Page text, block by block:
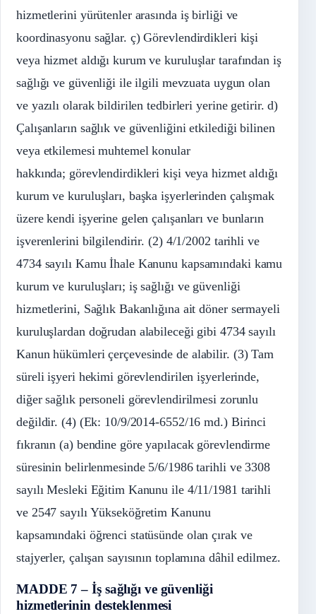
hizmetlerini yürütenler arasında iş birliği ve
koordinasyonu sağlar. ç) Görevlendirdikleri kişi
veya hizmet aldığı kurum ve kuruluşlar tarafından iş
sağlığı ve güvenliği ile ilgili mevzuata uygun olan
ve yazılı olarak bildirilen tedbirleri yerine getirir. d)
Çalışanların sağlık ve güvenliğini etkilediği bilinen
veya etkilemesi muhtemel konular
hakkında; görevlendirdikleri kişi veya hizmet aldığı
kurum ve kuruluşları, başka işyerlerinden çalışmak
üzere kendi işyerine gelen çalışanları ve bunların
işverenlerini bilgilendirir. (2) 4/1/2002 tarihli ve
4734 sayılı Kamu İhale Kanunu kapsamındaki kamu
kurum ve kuruluşları; iş sağlığı ve güvenliği
hizmetlerini, Sağlık Bakanlığına ait döner sermayeli
kuruluşlardan doğrudan alabileceği gibi 4734 sayılı
Kanun hükümleri çerçevesinde de alabilir. (3) Tam
süreli işyeri hekimi görevlendirilen işyerlerinde,
diğer sağlık personeli görevlendirilmesi zorunlu
değildir. (4) (Ek: 10/9/2014-6552/16 md.) Birinci
fıkranın (a) bendine göre yapılacak görevlendirme
süresinin belirlenmesinde 5/6/1986 tarihli ve 3308
sayılı Mesleki Eğitim Kanunu ile 4/11/1981 tarihli
ve 2547 sayılı Yükseköğretim Kanunu
kapsamındaki öğrenci statüsünde olan çırak ve
stajyerler, çalışan sayısının toplamına dâhil edilmez.
MADDE 7 – İş sağlığı ve güvenliği
hizmetlerinin desteklenmesi